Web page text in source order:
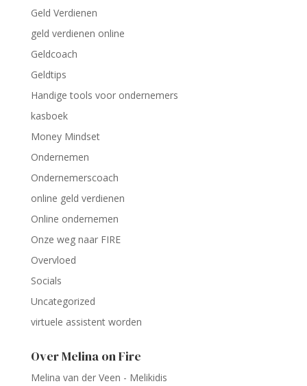
Geld Verdienen
geld verdienen online
Geldcoach
Geldtips
Handige tools voor ondernemers
kasboek
Money Mindset
Ondernemen
Ondernemerscoach
online geld verdienen
Online ondernemen
Onze weg naar FIRE
Overvloed
Socials
Uncategorized
virtuele assistent worden
Over Melina on Fire
Melina van der Veen - Melikidis